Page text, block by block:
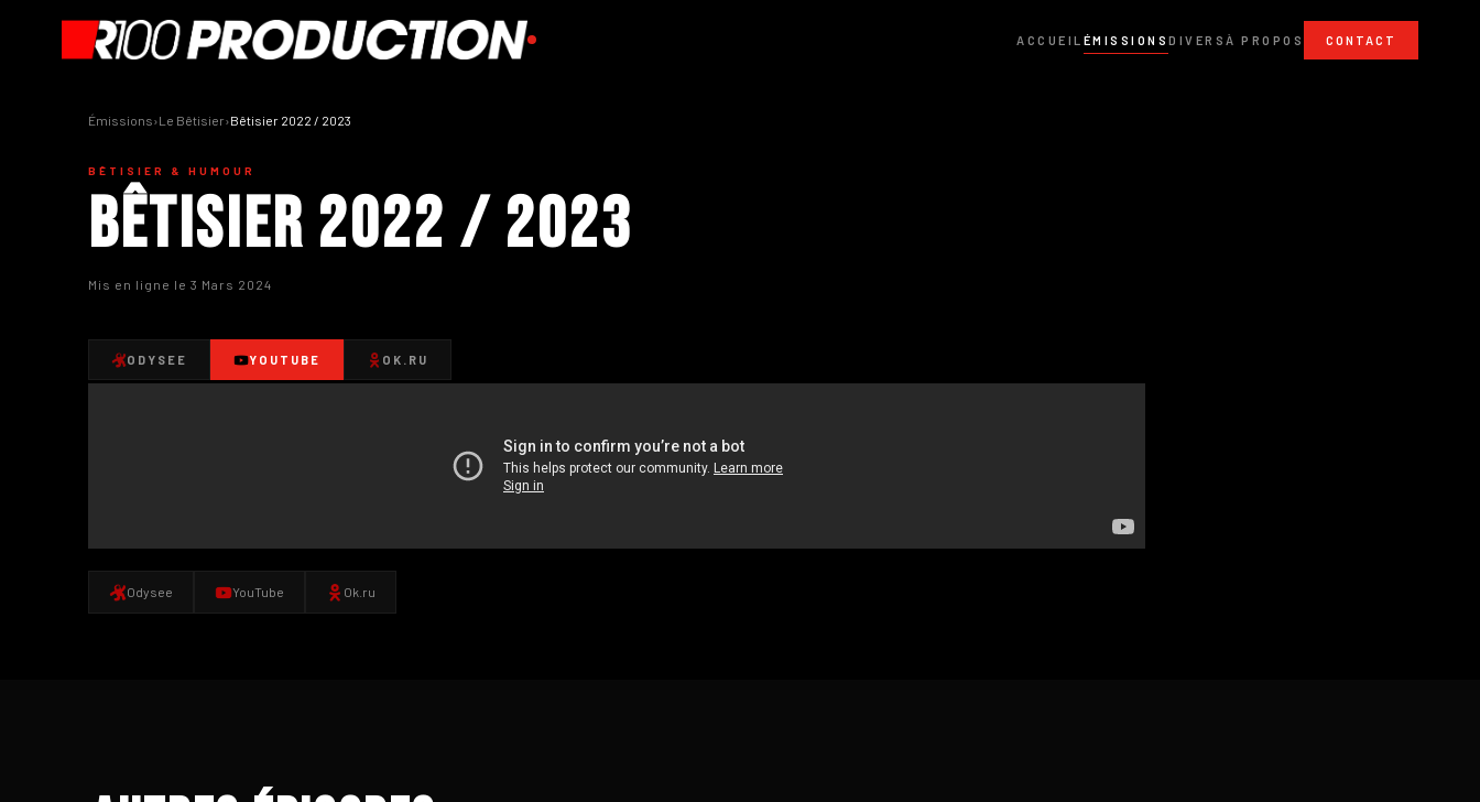
ACCUEIL ÉMISSIONS DIVERS À PROPOS CONTACT
Émissions›Le Bêtisier›Bêtisier 2022 / 2023
BÊTISIER & HUMOUR
Bêtisier 2022 / 2023
Mis en ligne le 3 Mars 2024
ODYSEE YOUTUBE OK.RU
Odysee YouTube Ok.ru